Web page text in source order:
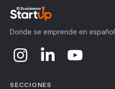
Donde se emprende en
SECCIONES